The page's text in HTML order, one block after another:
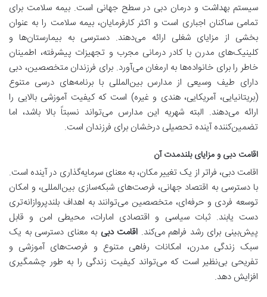
سیستم بهداشت و درمان دبی در سطح جهانی است. بیمه سلامت برای
تمامی ساکنان اجباری است و اکثر کارفرمایان، بیمه سلامت را به عنوان
بخشی از مزایای شغلی ارائه می‌دهند. دسترسی به بیمارستان‌ها و
کلینیک‌های مدرن با کادر درمانی مجرب و تجهیزات پیشرفته، اطمینان
خاطر را برای خانواده‌ها به ارمغان می‌آورد. برای فرزندان متخصصین، دبی
دارای طیف وسیعی از مدارس بین‌المللی با برنامه‌های درسی متنوع
(بریتانیایی، آمریکایی، هندی و غیره) است که کیفیت آموزشی بالایی را
ارائه می‌دهند. البته شهریه این مدارس می‌تواند نسبتاً بالا باشد، اما
تضمین‌کننده آینده تحصیلی درخشان برای فرزندان است.
اقامت دبی و مزایای بلندمدت آن
اقامت دبی، فراتر از یک تغییر مکان، به معنای سرمایه‌گذاری در آینده است.
با دسترسی به اقتصاد جهانی، فرصت‌های شبکه‌سازی بین‌المللی، و امکان
توسعه فردی و حرفه‌ای، متخصصین می‌توانند به اهداف بلندپروازانه‌تری
دست یابند. ثبات سیاسی و اقتصادی امارات، محیطی امن و قابل
پیش‌بینی برای رشد فراهم می‌کند. اقامت دبی به معنای دسترسی به یک
سبک زندگی مدرن، امکانات رفاهی متنوع و فرصت‌های آموزشی و
تفریحی بی‌نظیر است که می‌تواند کیفیت زندگی را به طور چشمگیری
افزایش دهد.